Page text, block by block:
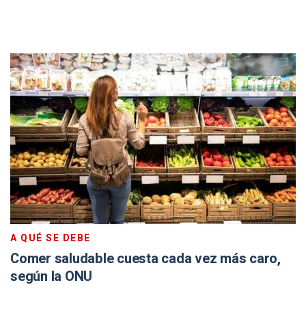
A QUÉ SE DEBE
Comer saludable cuesta cada vez más caro,
según la ONU